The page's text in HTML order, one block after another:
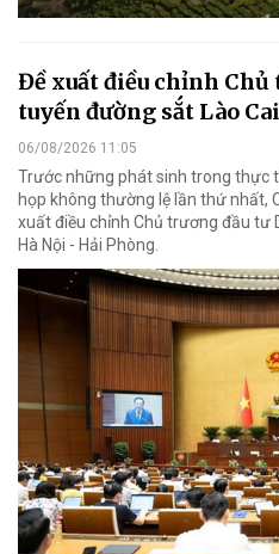
Đề xuất điều chỉnh Chủ
tuyến đường sắt Lào
06/08/2026 11:05
Trước những phát sinh trong thực
họp không thường lệ lần thứ nhất,
xuất điều chỉnh Chủ trương đầu tư
Hà Nội - Hải Phòng.